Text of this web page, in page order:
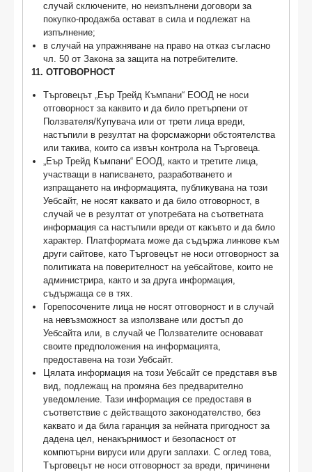
случай сключените, но неизпълнени договори за
покупко-продажба остават в сила и подлежат на
изпълнение;
в случай на упражняване на право на отказ съгласно
чл. 50 от Закона за защита на потребителите.
11. ОТГОВОРНОСТ
Търговецът „Еър Трейд Къмпани“ ЕООД не носи
отговорност за каквито и да било претърпени от
Ползвателя/Купувача или от трети лица вреди,
настъпили в резултат на форсмажорни обстоятелства
или такива, които са извън контрола на Търговеца.
„Еър Трейд Къмпани“ ЕООД, както и третите лица,
участващи в написването, разработването и
изпращането на информацията, публикувана на този
Уебсайт, не носят каквато и да било отговорност, в
случай че в резултат от употребата на съответната
информация са настъпили вреди от какъвто и да било
характер. Платформата може да съдържа линкове към
други сайтове, като Търговецът не носи отговорност за
политиката на поверителност на уебсайтове, които не
администрира, както и за друга информация,
съдържаща се в тях.
Горепосочените лица не носят отговорност и в случай
на невъзможност за използване или достъп до
Уебсайта или, в случай че Ползвателите основават
своите предположения на информацията,
предоставена на този Уебсайт.
Цялата информация на този Уебсайт се представя във
вид, подлежащ на промяна без предварително
уведомление. Тази информация се предоставя в
съответствие с действащото законодателство, без
каквато и да била гаранция за нейната пригодност за
дадена цел, ненакърнимост и безопасност от
компютърни вируси или други заплахи. С оглед това,
Търговецът не носи отговорност за вреди, причинени